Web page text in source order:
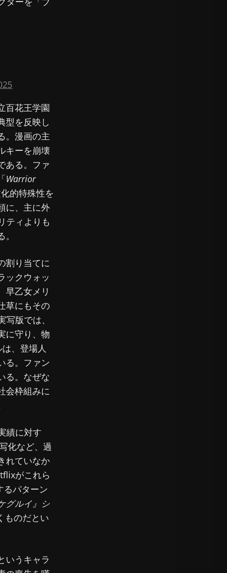
百花王学園
型を反映し
。漫画の主
キーを崩壊
ある。ファ
Warrior
的特殊性を
に、主に外
ティよりも
割り当てに
ックウォッ
早乙女メリ
草にもその
版では、
に守り、物
、登場人
る。ファン
る。なぜな
会枠組みに
績に対す
化など、過
れていなか
がこれら
るパターン
グルイ』シ
ものだとい
いうキャラ